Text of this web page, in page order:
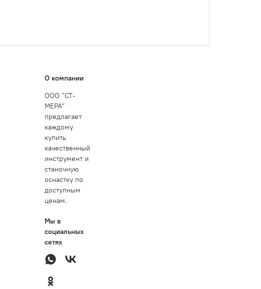
О компании
ООО "СТ-
МЕРА"
предлагает
каждому
купить
качественный
инструмент и
станочную
оснастку по
доступным
ценам.
Мы в
социальных
сетях